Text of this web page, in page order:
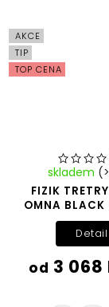
AKCE
TIP
TOP CENA
FIZIK
OMNA
skladem
od 3 068
Detail